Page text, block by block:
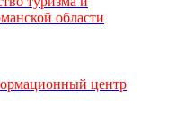
области
центр